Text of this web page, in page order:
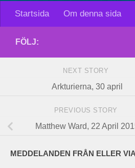
Startsida Om denna sida
FÖLJ:
NEXT STORY
Arkturierna, 30 april
PREVIOUS STORY
Matthew Ward, 22 April
MEDDELANDEN FRÅN ELLER